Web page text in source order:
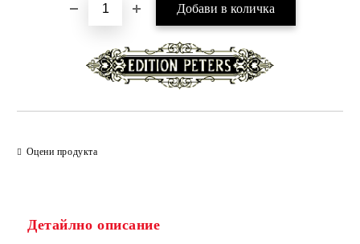
Оцени продукта
Детайлно описание